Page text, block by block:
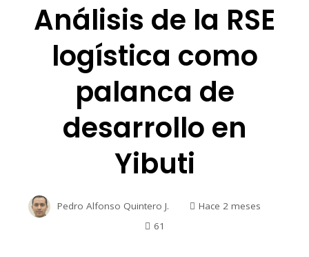
Análisis de la RSE
logística como
palanca de
desarrollo en
Yibuti
Pedro Alfonso Quintero J.
Hace 2 meses
61